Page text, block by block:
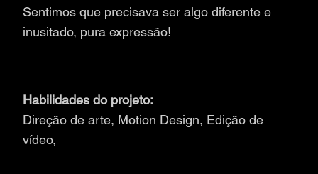
Sentimos que precisava ser algo diferente e
inusitado, pura expressão!
Habilidades do projeto:
Direção de arte, Motion Design, Edição de
vídeo,